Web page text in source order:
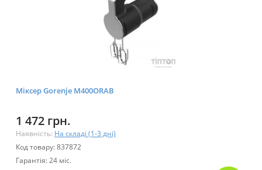
Міксер Gorenje M400ORAB
1 472 грн.
Наявність: На складі (1-3 дні)
Код товару: 837872
Гарантія: 24 міс.